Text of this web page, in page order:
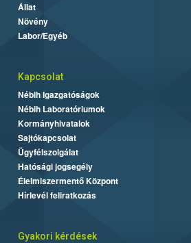
Állat
Növény
Labor/Egyéb
Kapcsolat
Nébih Igazgatóságok
Nébih Laboratóriumok
Kormányhivatalok
Sajtókapcsolat
Ügyfélszolgálat
Hatósági jogsegély
Élelmiszermentő Központ
Hírlevél feliratkozás
Gyakori kérdések